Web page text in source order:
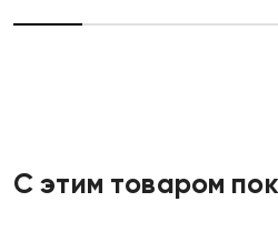
С этим товаром